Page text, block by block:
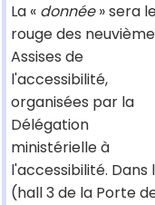
La « donnée» sera
rouge des
Assises de
l'accessibilité,
organisées par la
Délégation
ministérielle à
l'accessibilité.
(hall 3 de la Porte